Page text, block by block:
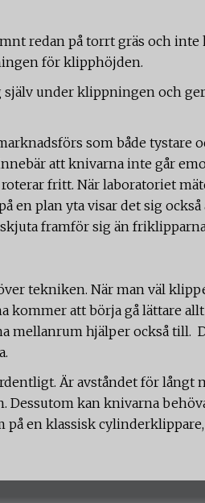
redan på torrt gräs och inte
för klipphöjden.
själv under klippningen och
som både tystare
att knivarna inte går
fritt. När laboratoriet
en plan yta visar det sig också
framför sig än
tekniken. När man väl
kommer att börja gå lättare allt
mellanrum hjälper också till.
Är avståndet för långt
kan knivarna
en klassisk